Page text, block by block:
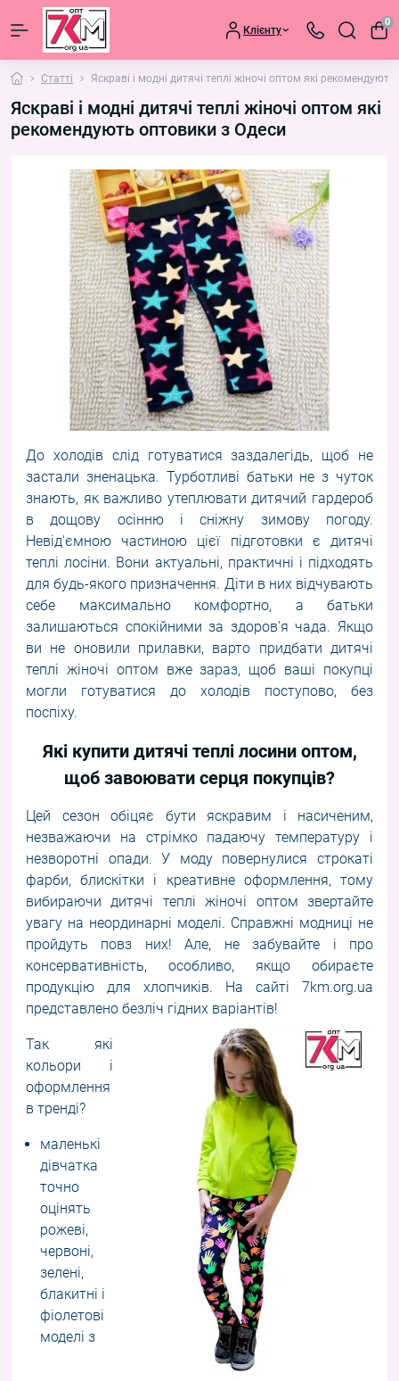
Клієнту
0
Статті Яскраві і модні дитячі теплі жіночі оптом які
Яскраві і модні дитячі теплі жіночі оптом які
рекомендують оптовики з Одеси
До холодів слід готуватися заздалегідь, щоб не
застали зненацька. Турботливі батьки не з чуток
знають, як важливо утеплювати дитячий гардероб
в дощову осінню і сніжну зимову погоду.
Невід'ємною частиною цієї підготовки є дитячі
теплі лосіни. Вони актуальні, практичні і підходять
для будь-якого призначення. Діти в них відчувають
себе максимально комфортно, а батьки
залишаються спокійними за здоров'я чада. Якщо
ви не оновили прилавки, варто придбати дитячі
теплі жіночі оптом вже зараз, щоб ваші покупці
могли готуватися до холодів поступово, без
поспіху.
Які купити дитячі теплі лосини оптом,
щоб завоювати серця покупців?
Цей сезон обіцяє бути яскравим і насиченим,
незважаючи на стрімко падаючу температуру і
незворотні опади. У моду повернулися строкаті
фарби, блискітки і креативне оформлення, тому
вибираючи дитячі теплі жіночі оптом звертайте
увагу на неординарні моделі. Справжні модниці не
пройдуть повз них! Але, не забувайте і про
консервативність, особливо, якщо обираєте
продукцію для хлопчиків. На сайті 7km.org.ua
представлено безліч гідних варіантів!
Так які
кольори і
оформлення
в тренді?
маленькі
дівчатка
точно
оцінять
рожеві,
червоні,
зелені,
блакитні і
фіолетові
моделі з